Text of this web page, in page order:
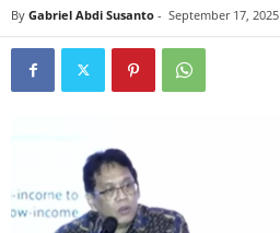
By Gabriel Abdi Susanto - September 17, 2025